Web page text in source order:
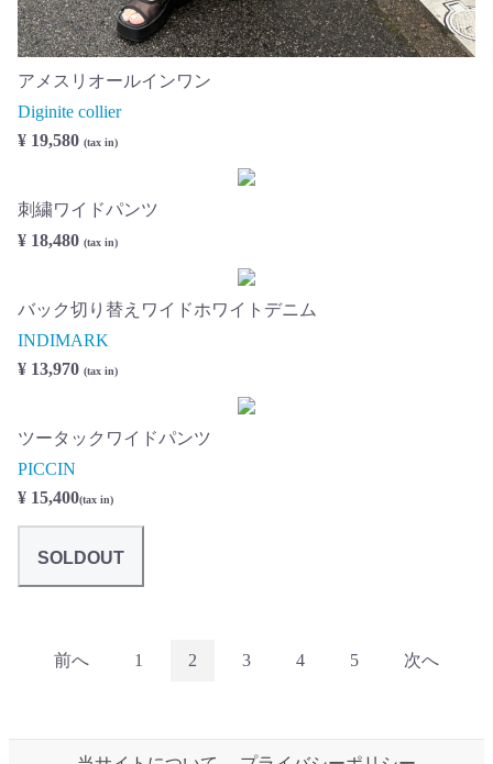
アメスリオールインワン
Diginite collier
¥ 19,580 (tax in)
刺繍ワイドパンツ
¥ 18,480 (tax in)
バック切り替えワイドホワイトデニム
INDIMARK
¥ 13,970 (tax in)
ツータックワイドパンツ
PICCIN
¥ 15,400(tax in)
SOLDOUT
前へ 1 2 3 4 5 次へ